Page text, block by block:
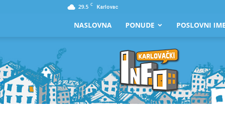
29.5 C Karlovac
NASLOVNA PONUDE POSLOVNI
Karlovački